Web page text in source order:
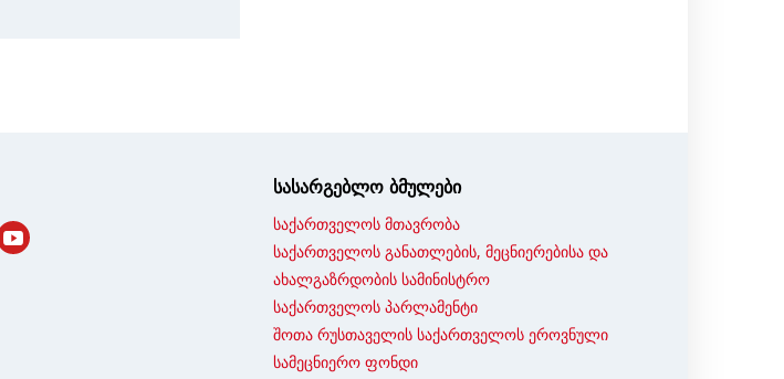
სასარგებლო ბმულები
საქართველოს მთავრობა
საქართველოს განათლების, მეცნიერებისა და
ახალგაზრდობის სამინისტრო
საქართველოს პარლამენტი
შოთა რუსთაველის საქართველოს ეროვნული
სამეცნიერო ფონდი